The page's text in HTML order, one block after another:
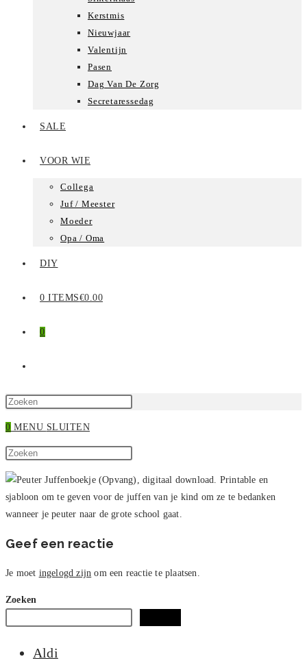
Kerstmis
Nieuwjaar
Valentijn
Pasen
Dag Van De Zorg
Secretaressedag
SALE
VOOR WIE
Collega
Juf / Meester
Moeder
Opa / Oma
DIY
0 ITEMS€0.00
0
ZOEKEN
zoekpaneel
0 MENU SLUITEN
Zoek
op
site
Escape
sluiten.
Geef een reactie
Je moet ingelogd zijn om een reactie te plaatsen.
Zoeken
Aldi